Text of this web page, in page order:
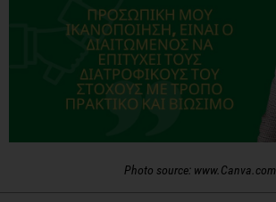
Photo source: www.Canva.com